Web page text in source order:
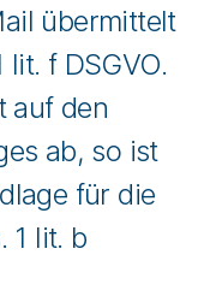
übermittelt
f DSGVO.
auf den
ab, so ist
für die
1 lit. b